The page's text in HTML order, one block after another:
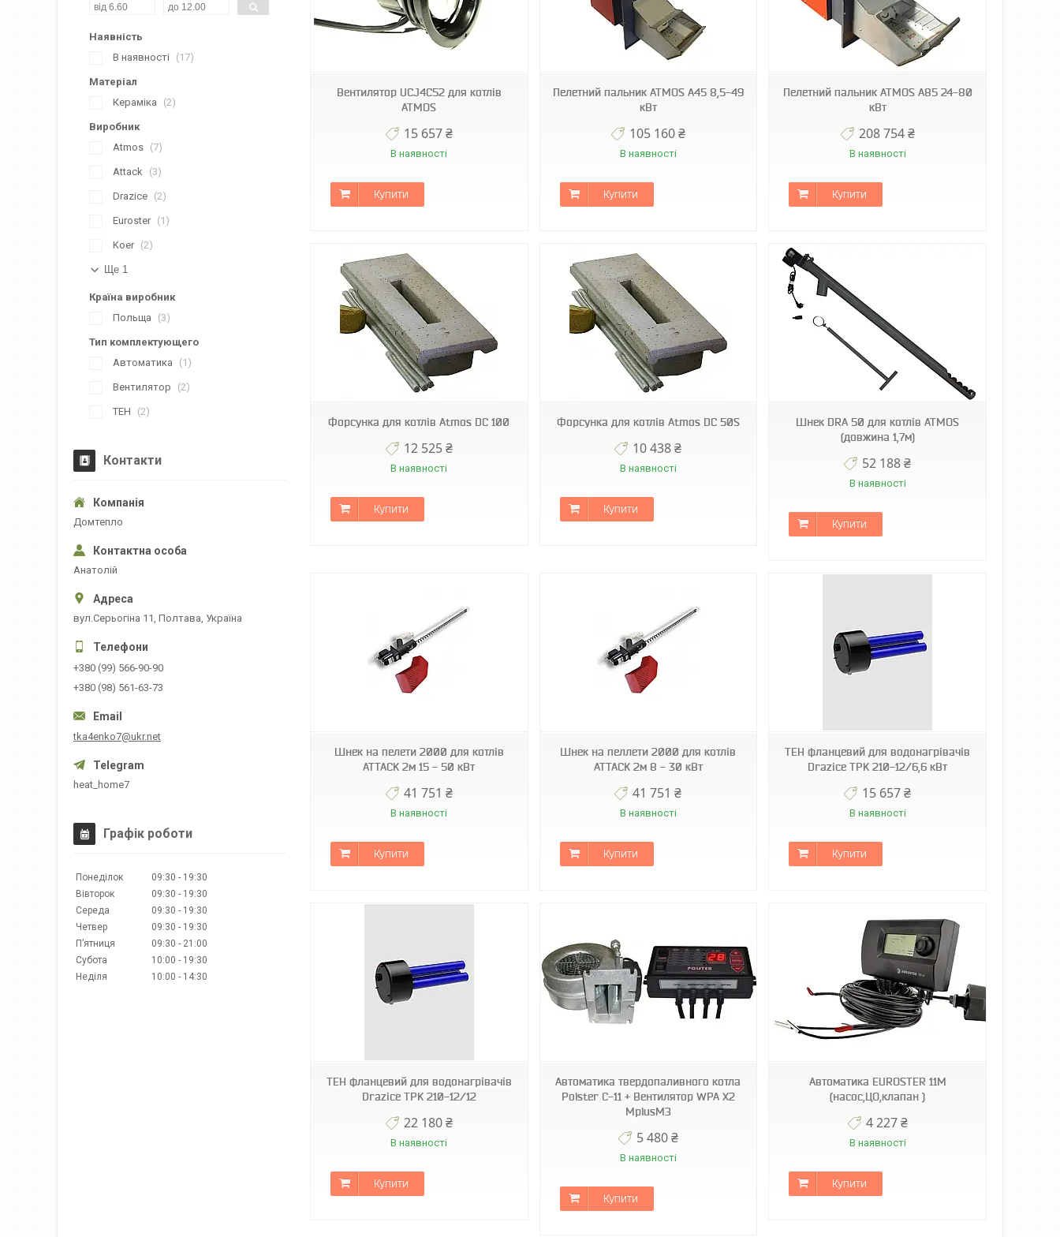
S0131
Вентилятор UCJ4C52 для котлів
ATMOS
15 657 ₴
В наявності
Купити
Пелетний пальник ATMOS A45 8,5-49
кВт
105 160 ₴
В наявності
Купити
Пелетний пальник ATMOS A85 24-80
кВт
208 754 ₴
В наявності
Купити
Форсунка для котлів Atmos DC 100
12 525 ₴
В наявності
Купити
Форсунка для котлів Atmos DC 50S
10 438 ₴
В наявності
Купити
Шнек DRA 50 для котлів ATMOS
(довжина 1,7м)
52 188 ₴
В наявності
Купити
Шнек на пелети 2000 для котлів
ATTACK 2м 15 - 50 кВт
41 751 ₴
В наявності
Купити
Шнек на пеллети 2000 для котлів
ATTACK 2м 8 - 30 кВт
41 751 ₴
В наявності
Купити
ТЕН фланцевий для водонагрівачів
Drazice TPK 210-12/6,6 кВт
15 657 ₴
В наявності
Купити
ТЕН фланцевий для водонагрівачів
Drazice TPK 210-12/12
22 180 ₴
В наявності
Купити
Автоматика твердопаливного котла
Polster C-11 + Вентилятор WPA X2
МplusMЗ
5 480 ₴
В наявності
Купити
Автоматика EUROSTER 11M
(насос,ЦО,клапан )
4 227 ₴
В наявності
Купити
Наявність
В наявності
17
Матеріал
Кераміка
2
Виробник
Atmos
7
Attack 3
Drazice 2
Euroster 1
Koer 2
Ще 1
Країна виробник
Польща
3
Тип комплектующего
Автоматика
1
Вентилятор 2
ТЕН 2
Контакти
Домтепло
Анатолій
вул.Серьогіна 11, Полтава, Україна
+380 (99) 566-90-90
+380 (98) 561-63-73
tka4enko7@ukr.net
heat_home7
Графік роботи
Понеділок 09:30
19:30
Вівторок
09:30
19:30
Середа
09:30
19:30
Четвер
09:30
19:30
Пʼятниця
09:30
21:00
Субота
10:00
19:30
Неділя
10:00 14:30